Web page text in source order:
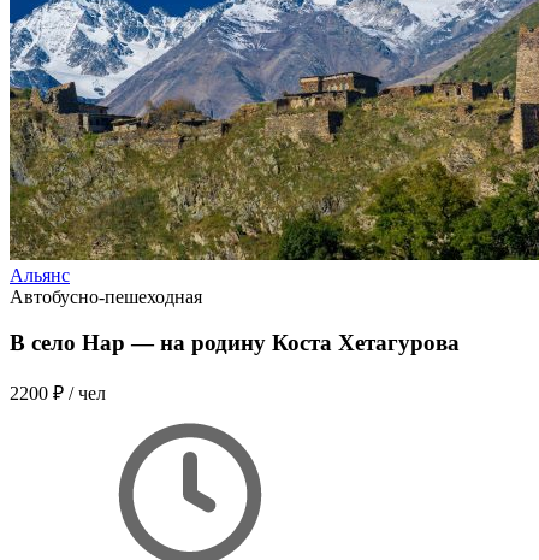
Альянс
Автобусно-пешеходная
В село Нар — на родину Коста Хетагурова
2200 ₽ / чел